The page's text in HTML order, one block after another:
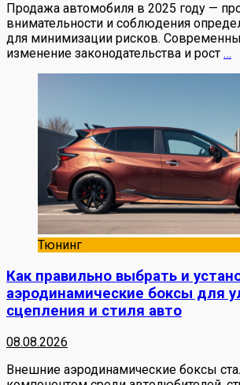
Продажа автомобиля в 2025 году —
внимательности и соблюдения
для минимизации рисков.
изменение законодательства и рост …
Тюнинг
Как правильно выбрать и
аэродинамические боксы для
сцепления и стиля авто
08.08.2026
Внешние аэродинамические боксы